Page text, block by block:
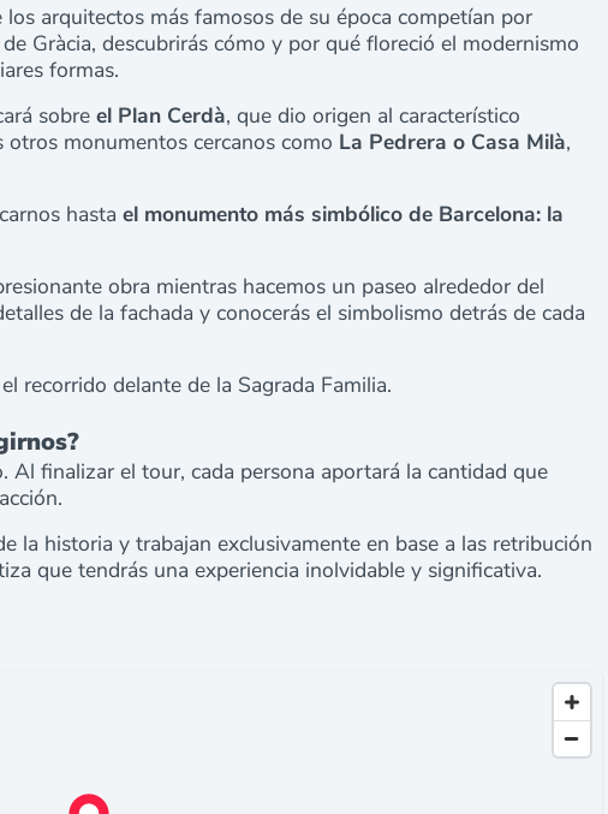
arquitectos más famosos de su época competían por
Gràcia, descubrirás cómo y por qué floreció el modernismo
formas.
sobre el Plan Cerdà, que dio origen al característico
otros monumentos cercanos como La Pedrera o Casa Milà,
hasta el monumento más simbólico de Barcelona: la
obra mientras hacemos un paseo alrededor del
de la fachada y conocerás el simbolismo detrás de cada
recorrido delante de la Sagrada Familia.
finalizar el tour, cada persona aportará la cantidad que
la historia y trabajan exclusivamente en base a las retribución
que tendrás una experiencia inolvidable y significativa.